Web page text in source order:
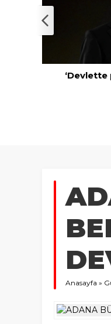
‘Devlette
Anasayfa »